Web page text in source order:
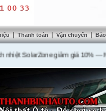
| Thanh toán | Vận chuyển |
SolarZone giảm giá 10%---Mua